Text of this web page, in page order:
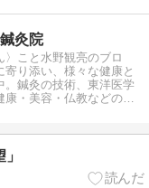
灸院
〉こと水野観亮のブロ
り添い、様々な健康と
。鍼灸の技術、東洋医学
・美容・仏教などのお